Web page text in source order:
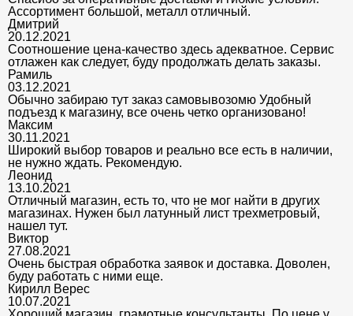
Ассортимент большой, металл отличный.
Дмитрий
20.12.2021
Соотношение цена-качество здесь адекватное. Сервис
отлажен как следует, буду продолжать делать заказы.
Рамиль
03.12.2021
Обычно забираю тут заказ самовывозомю Удобный
подъезд к магазину, все очень четко организовано!
Максим
30.11.2021
Широкий выбор товаров и реально все есть в наличии,
не нужно ждать. Рекомендую.
Леонид
13.10.2021
Отличный магазин, есть то, что не мог найти в других
магазинах. Нужен был латунный лист трехметровый,
нашел тут.
Виктор
27.08.2021
Очень быстрая обработка заявок и доставка. Доволен,
буду работать с ними еще.
Кирилл Верес
10.07.2021